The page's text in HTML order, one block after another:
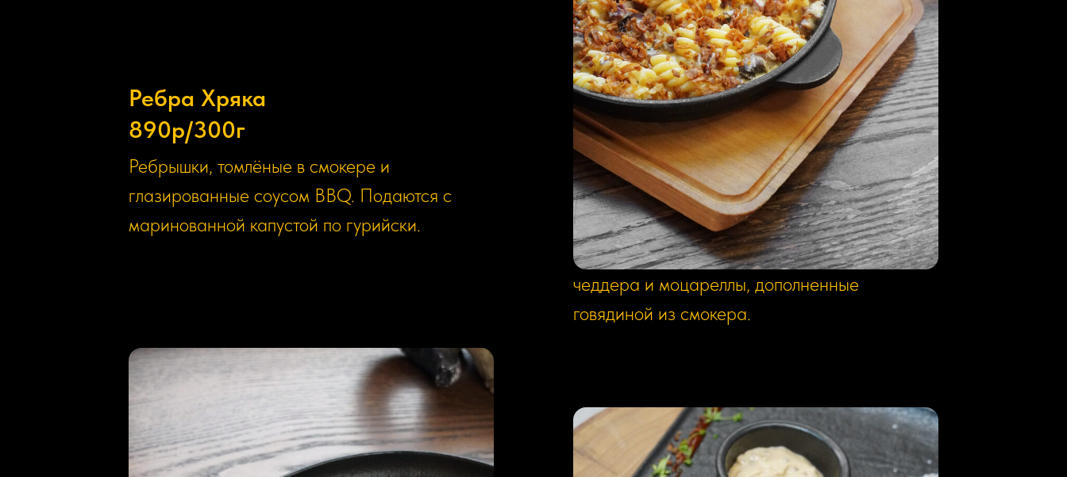
Ребра Хряка
890р/300г
Ребрышки, томлёные в смокере и
глазированные соусом BBQ. Подаются с
маринованной капустой по гурийски.
Мак-н-чиз с копченым брискетом
890р/340г
Американская классика в нашем исполнении.
Спиральки фузилли в тягучем соусе из
чеддера и моцареллы, дополненные
говядиной из смокера.